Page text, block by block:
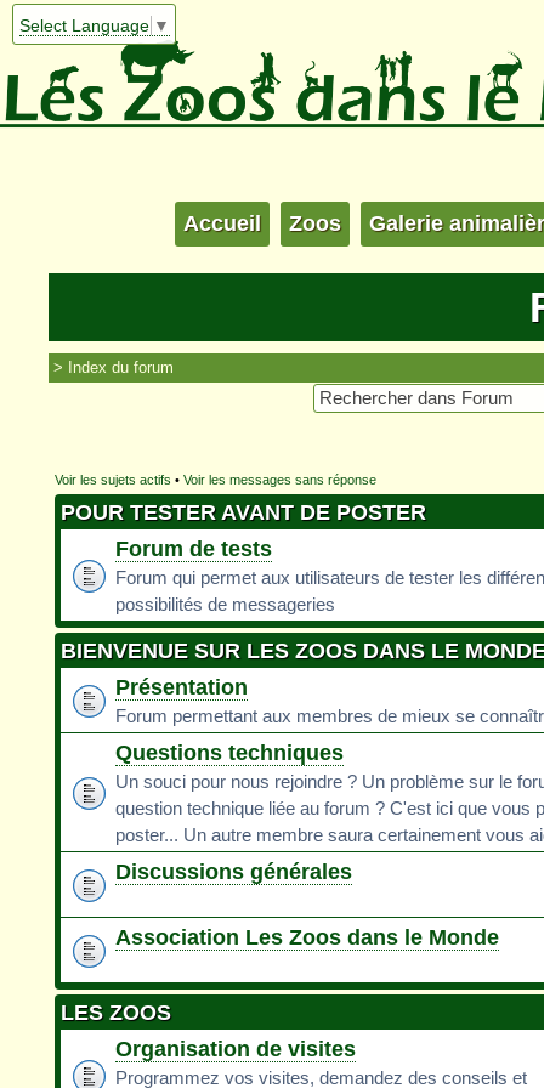
Select Language ▼
Accueil Zoos Galerie
Index du forum
Voir les sujets actifs • Voir les messages sans réponse
POUR TESTER AVANT DE POSTER
Forum de tests
Forum qui permet aux utilisateurs de tester les
possibilités de messageries
BIENVENUE SUR LES ZOOS DANS LE
Présentation
Forum permettant aux membres de mieux se
Questions techniques
Un souci pour nous rejoindre ? Un problème sur le
question technique liée au forum ? C'est ici que vous
poster... Un autre membre saura certainement vous
Discussions générales
Association Les Zoos dans le Monde
LES ZOOS
Organisation de visites
Programmez vos visites, demandez des conseils et